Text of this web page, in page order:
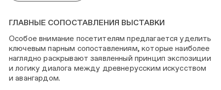
ГЛАВНЫЕ СОПОСТАВЛЕНИЯ ВЫСТАВКИ
Особое внимание посетителям предлагается уделить
ключевым парным сопоставлениям, которые наиболее
наглядно раскрывают заявленный принцип экспозиции
и логику диалога между древнерусским искусством
и авангардом.